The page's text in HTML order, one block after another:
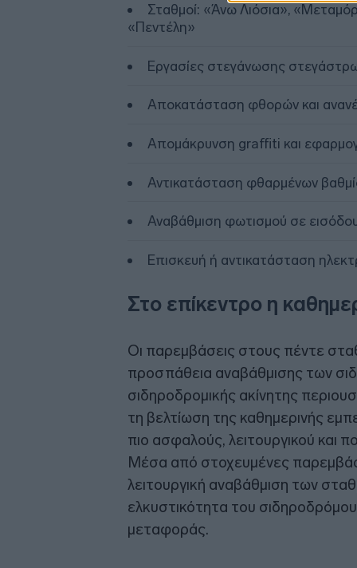
Σταθμοί: «Άνω Λιόσια»,
«Πεντέλη»
Εργασίες στεγάνωσης
Αποκατάσταση φθορών και
Απομάκρυνση graffiti και
Αντικατάσταση φθαρμένων
Αναβάθμιση φωτισμού σε
Επισκευή ή αντικατάσταση
Στο επίκεντρο η
Οι παρεμβάσεις στους πέντε
προσπάθεια αναβάθμισης των
σιδηροδρομικής ακίνητης
τη βελτίωση της καθημερινής
πιο ασφαλούς, λειτουργικού και
Μέσα από στοχευμένες
λειτουργική αναβάθμιση των
ελκυστικότητα του
μεταφοράς.